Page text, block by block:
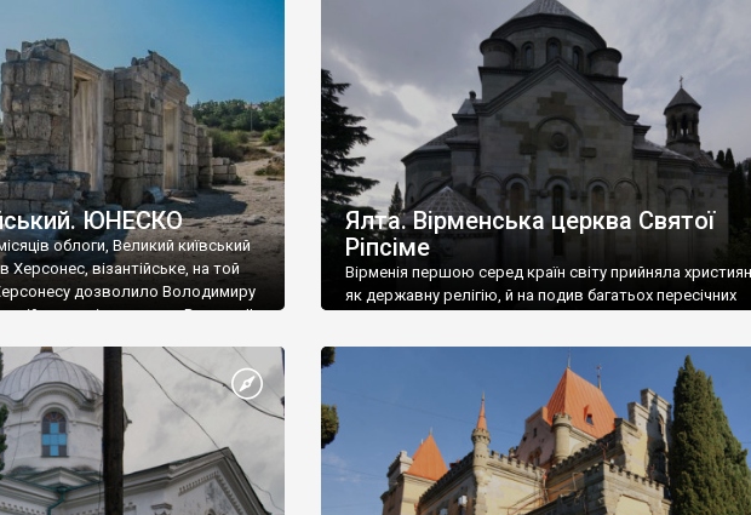
викрадені з фондів об’єкту
«Херсонеса Таврійського».
Візантії», але експерти та
це лише […]
називаються «повстяками» (postaki)…” “Вино. Крим
виробляє відмінне вино і його вдосталь: воно все
легке біле і дуже […]
ЮНЕСКО
облоги, Великий київський
візантійське, на той
дозволило Володимиру
імператору Василю ІІ,
став Василем-
Хрещення Русі. На честь
місто […]
Ялта. Вірменська церква Святої
Ріпсіме
Вірменія першою серед країн світу прийняла
як державну релігію, й на подив багатьох пересічних